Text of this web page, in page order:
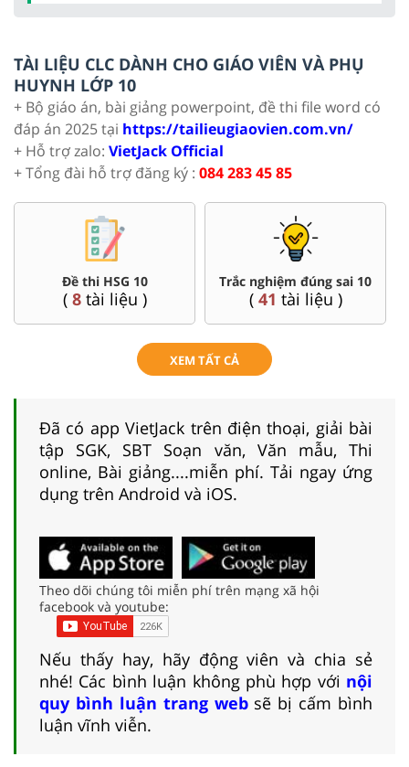
TÀI LIỆU CLC DÀNH CHO GIÁO VIÊN VÀ PHỤ
HUYNH LỚP 10
+ Bộ giáo án, bài giảng powerpoint, đề thi file word có
đáp án 2025 tại https://tailieugiaovien.com.vn/
+ Hỗ trợ zalo: VietJack Official
+ Tổng đài hỗ trợ đăng ký : 084 283 45 85
Đề thi HSG 10
( 8tài liệu )
Trắc nghiệm đúng sai 10
( 41 tài liệu )
XEM TẤT CẢ
Đã có app VietJack trên điện thoại, giải bài
tập SGK, SBT Soạn văn, Văn mẫu, Thi
online, Bài giảng....miễn phí. Tải ngay ứng
dụng trên Android và iOS.
Theo dõi chúng tôi miễn phí trên mạng xã hội
facebook và youtube:
Nếu thấy hay, hãy động viên và chia sẻ
nhé! Các bình luận không phù hợp với nội
quy bình luận trang websẽ bị cấm bình
luận vĩnh viễn.